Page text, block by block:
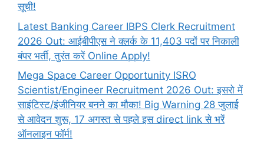
सूची!
Latest Banking Career IBPS Clerk Recruitment
2026 Out: आईबीपीएस ने क्लर्क के 11,403 पदों पर निकाली
बंपर भर्ती, तुरंत करें Online Apply!
Mega Space Career Opportunity ISRO
Scientist/Engineer Recruitment 2026 Out: इसरो में
साइंटिस्ट/इंजीनियर बनने का मौका! Big Warning 28 जुलाई
से आवेदन शुरू, 17 अगस्त से पहले इस direct link से भरें
ऑनलाइन फॉर्म!